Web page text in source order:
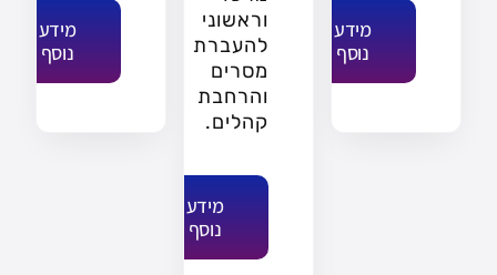
מידע
נוסף
וראשוני
להעברת
מסרים
והרחבת
קהלים.
מידע
נוסף
מידע
נוסף